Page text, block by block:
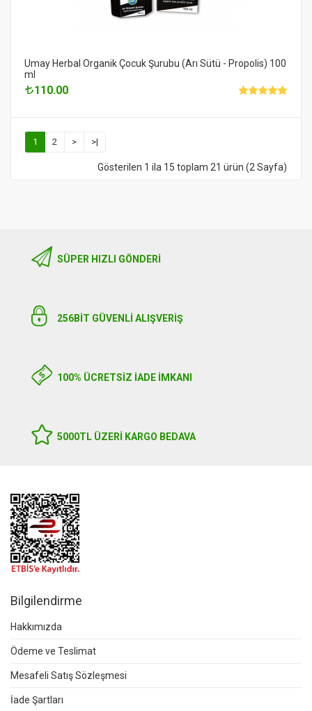
Umay Herbal Organik Çocuk Şurubu (Arı Sütü - Propolis) 100
ml
110.00
1 2 > >|
Gösterilen 1 ila 15 toplam 21 ürün (2 Sayfa)
SÜPER HIZLI GÖNDERI
256BIT GÜVENLİ ALIŞVERİŞ
100% ÜCRETSİZ İADE İMKANI
5000TL ÜZERI KARGO BEDAVA
Bilgilendirme
Hakkımızda
Ödeme ve Teslimat
Mesafeli Satış Sözleşmesi
İade Şartları